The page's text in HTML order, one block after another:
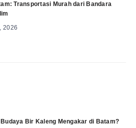
Transportasi Murah dari Bandara
2026
Budaya Bir Kaleng Mengakar di Batam?